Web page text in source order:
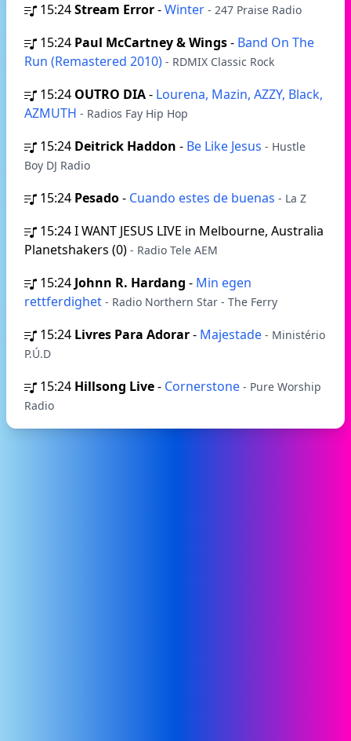
15:24Stream Error-Winter - 247 Praise Radio
15:24 Paul McCartney & Wings- Band On The
Run (Remastered 2010) - RDMIX Classic Rock
15:24 OUTRO DIA- Lourena, Mazin, AZZY, Black,
AZMUTH - Radios Fay Hip Hop
15:24 Deitrick Haddon - Be Like Jesus - Hustle
Boy DJ Radio
15:24 Pesado- Cuando estes de buenas - La Z
15:24I WANT JESUS LIVE in Melbourne, Australia
Planetshakers (0) - Radio Tele AEM
15:24 Johnn R. Hardang - Min egen
rettferdighet - Radio Northern Star - The Ferry
15:24 Livres Para Adorar- Majestade - Ministério
P.Ú.D
15:24 Hillsong Live- Cornerstone - Pure Worship
Radio